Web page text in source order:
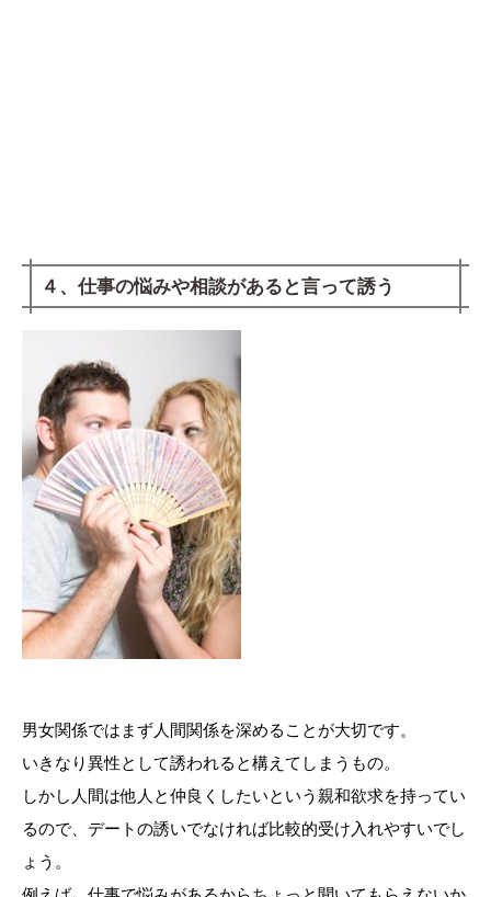
４、仕事の悩みや相談があると言って誘う
男女関係ではまず人間関係を深めることが大切です。
いきなり異性として誘われると構えてしまうもの。
しかし人間は他人と仲良くしたいという親和欲求を持ってい
るので、デートの誘いでなければ比較的受け入れやすいでし
ょう。